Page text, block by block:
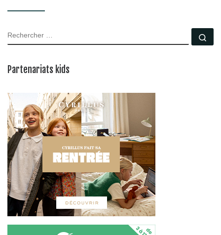
RECHERCHER
Partenariats kids